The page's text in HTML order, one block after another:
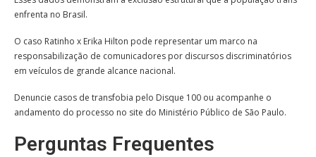
enfrenta no Brasil.
O caso Ratinho x Erika Hilton pode representar um marco na
responsabilização de comunicadores por discursos discriminatórios
em veículos de grande alcance nacional.
Denuncie casos de transfobia pelo Disque 100 ou acompanhe o
andamento do processo no site do Ministério Público de São Paulo.
Perguntas Frequentes